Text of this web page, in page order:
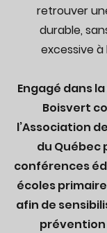
retrouver
durable,
excessive
Engagé dans
Boisvert
l’Association
du Québec
conférences
écoles
afin de
prévention